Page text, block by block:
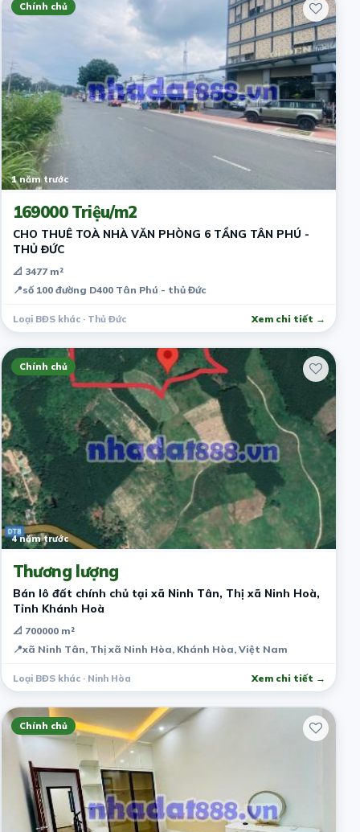
Chính chủ
1 năm trước
169000 Triệu/m2
CHO THUÊ TOÀ NHÀ VĂN PHÒNG 6 TẦNG TÂN PHÚ -
THỦ ĐỨC
📐 3477 m²
📍số 100 đường D400 Tân Phú - thủ Đức
Loại BĐS khác · Thủ Đức Xem chi tiết →
Chính chủ
4 năm trước
Thương lượng
Bán lô đất chính chủ tại xã Ninh Tân, Thị xã Ninh Hoà,
Tỉnh Khánh Hoà
📐 700000 m²
📍xã Ninh Tân, Thị xã Ninh Hòa, Khánh Hòa, Việt Nam
Loại BĐS khác · Ninh Hòa Xem chi tiết →
Chính chủ